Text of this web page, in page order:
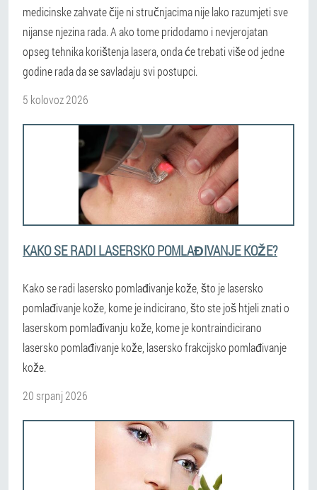
medicinske zahvate čije ni stručnjacima nije lako razumjeti sve
nijanse njezina rada. A ako tome pridodamo i nevjerojatan
opseg tehnika korištenja lasera, onda će trebati više od jedne
godine rada da se savladaju svi postupci.
5 kolovoz 2026
KAKO SE RADI LASERSKO POMLAĐIVANJE KOŽE?
Kako se radi lasersko pomlađivanje kože, što je lasersko
pomlađivanje kože, kome je indicirano, što ste još htjeli znati o
laserskom pomlađivanju kože, kome je kontraindicirano
lasersko pomlađivanje kože, lasersko frakcijsko pomlađivanje
kože.
20 srpanj 2026